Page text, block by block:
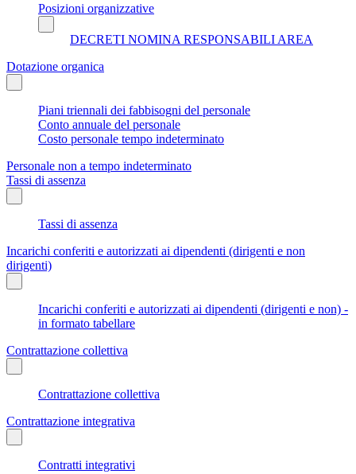
Posizioni organizzative
DECRETI NOMINA RESPONSABILI AREA
Dotazione organica
Piani triennali dei fabbisogni del personale
Conto annuale del personale
Costo personale tempo indeterminato
Personale non a tempo indeterminato
Tassi di assenza
Tassi di assenza
Incarichi conferiti e autorizzati ai dipendenti (dirigenti e non
dirigenti)
Incarichi conferiti e autorizzati ai dipendenti (dirigenti e non) -
in formato tabellare
Contrattazione collettiva
Contrattazione collettiva
Contrattazione integrativa
Contratti integrativi